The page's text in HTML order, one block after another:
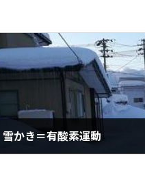
雪かき＝有酸素運動